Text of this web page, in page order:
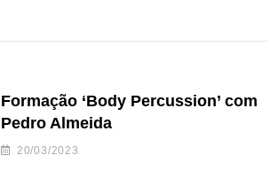
Formação ‘Body Percussion’ com
Pedro Almeida
20/03/2023